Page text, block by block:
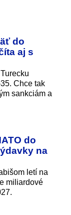
do
aj s
Chce tak
sankciám a
do
na
letí na
miliardové